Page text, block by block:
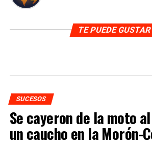
TE PUEDE GUSTAR
SUCESOS
Se cayeron de la moto
un caucho en la Morón-